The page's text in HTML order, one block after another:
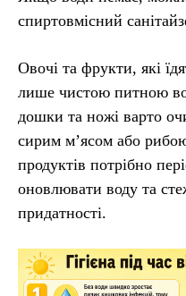
спиртовмісний
Овочі та фрукти, які
лише чистою питною
дошки та ножі варто
сирим м’ясом або
продуктів потрібно
оновлювати воду та
придатності.